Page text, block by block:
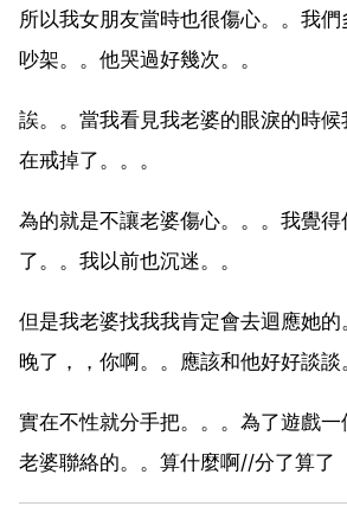
所以我女朋友當時也很傷心。。我
吵架。。他哭過好幾次。。
誒。。當我看見我老婆的眼淚的時
在戒掉了。。。
為的就是不讓老婆傷心。。。我覺
了。。我以前也沉迷。。
但是我老婆找我我肯定會去迴應她
晚了，，你啊。。應該和他好好談談
實在不性就分手把。。。為了遊戲
老婆聯絡的。。算什麼啊//分了算了